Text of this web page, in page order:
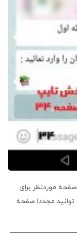
موردنظر برای
مجددا صفحه